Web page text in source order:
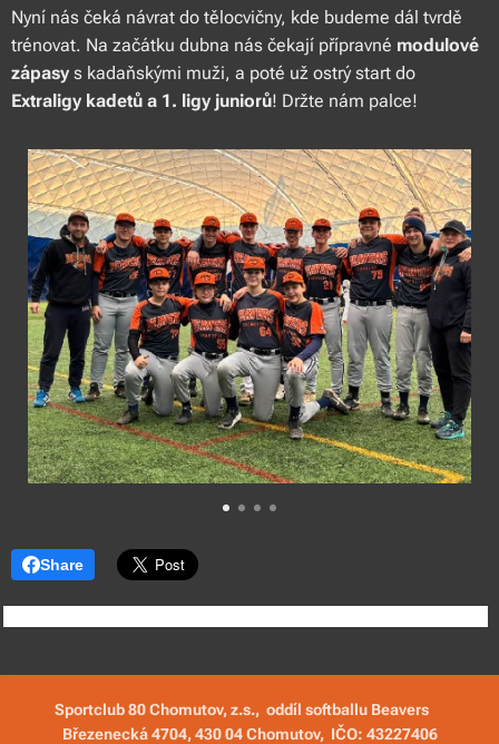
Nyní nás čeká návrat do tělocvičny, kde budeme dál tvrdě
trénovat. Na začátku dubna nás čekají přípravné modulové
zápasy s kadaňskými muži, a poté už ostrý start do
Extraligy kadetů a 1. ligy juniorů! Držte nám palce! 💪🔥
Share
Sportclub 80 Chomutov, z.s., oddíl softballu Beavers
Březenecká 4704, 430 04 Chomutov, IČO: 43227406